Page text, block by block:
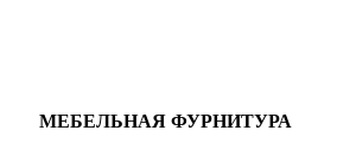
МЕБЕЛЬНАЯ ФУРНИТУРА